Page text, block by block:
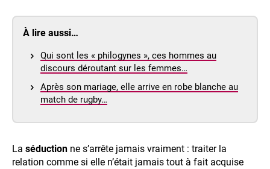
À lire aussi…
Qui sont les « philogynes », ces hommes au
discours déroutant sur les femmes…
Après son mariage, elle arrive en robe blanche au
match de rugby…
La séduction ne s’arrête jamais vraiment : traiter la
relation comme si elle n’était jamais tout à fait acquise